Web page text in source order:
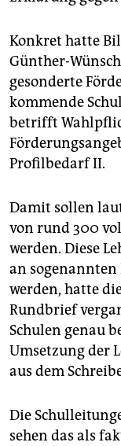
Konkret hatte
Günther-
gesonderte
kommende
betrifft
Profilbedarf II.
Damit sollen
von rund 300
werden. Diese
an
werden, hatte
Rundbrief
Schulen genau
Umsetzung der
aus dem
Die
sehen das als